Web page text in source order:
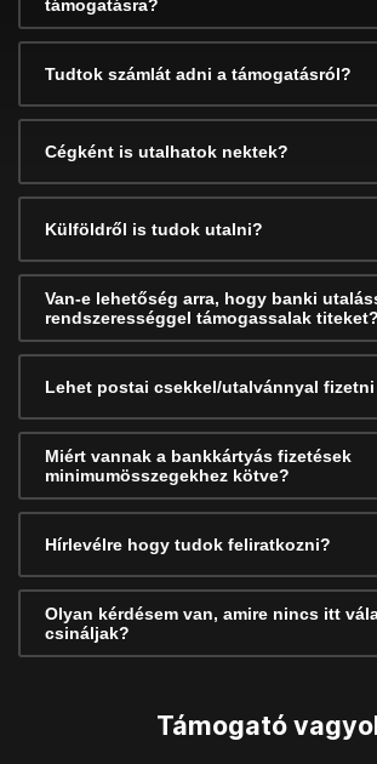
támogatásra?
Tudtok számlát adni a támogatásról?
Cégként is utalhatok nektek?
Külföldről is tudok utalni?
Van-e lehetőség arra, hogy banki
rendszerességgel támogassalak titeket?
Lehet postai csekkel/utalvánnyal
Miért vannak a bankkártyás fizetések
minimumösszegekhez kötve?
Hírlevélre hogy tudok feliratkozni?
Olyan kérdésem van, amire nincs itt
csináljak?
Támogató